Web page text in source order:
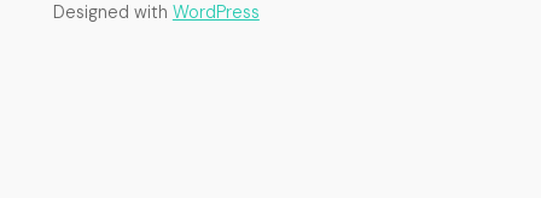
Designed with WordPress